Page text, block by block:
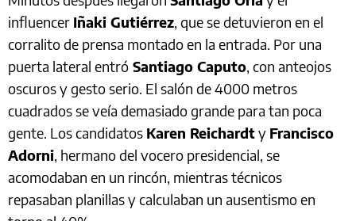
influencer Iñaki Gutiérrez, que se detuvieron en el
corralito de prensa montado en la entrada. Por una
puerta lateral entró Santiago Caputo, con anteojos
oscuros y gesto serio. El salón de 4000 metros
cuadrados se veía demasiado grande para tan poca
gente. Los candidatos Karen Reichardty Francisco
Adorni, hermano del vocero presidencial, se
acomodaban en un rincón, mientras técnicos
repasaban planillas y calculaban un ausentismo en